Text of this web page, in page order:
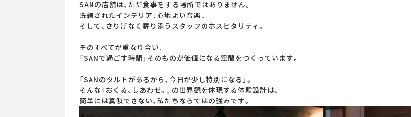
SANの店舗は、ただ食事をする場所ではありません。
洗練されたインテリア、心地よい音楽、
そして、さりげなく寄り添うスタッフのホスピタリティ。
そのすべてが重なり合い、
「SANで過ごす時間」そのものが価値になる空間をつくっています。
「SANのタルトがあるから、今日が少し特別になる」。
そんな『おくる、しあわせ。』の世界観を体現する体験設計は、
簡単には真似できない、私たちならではの強みです。